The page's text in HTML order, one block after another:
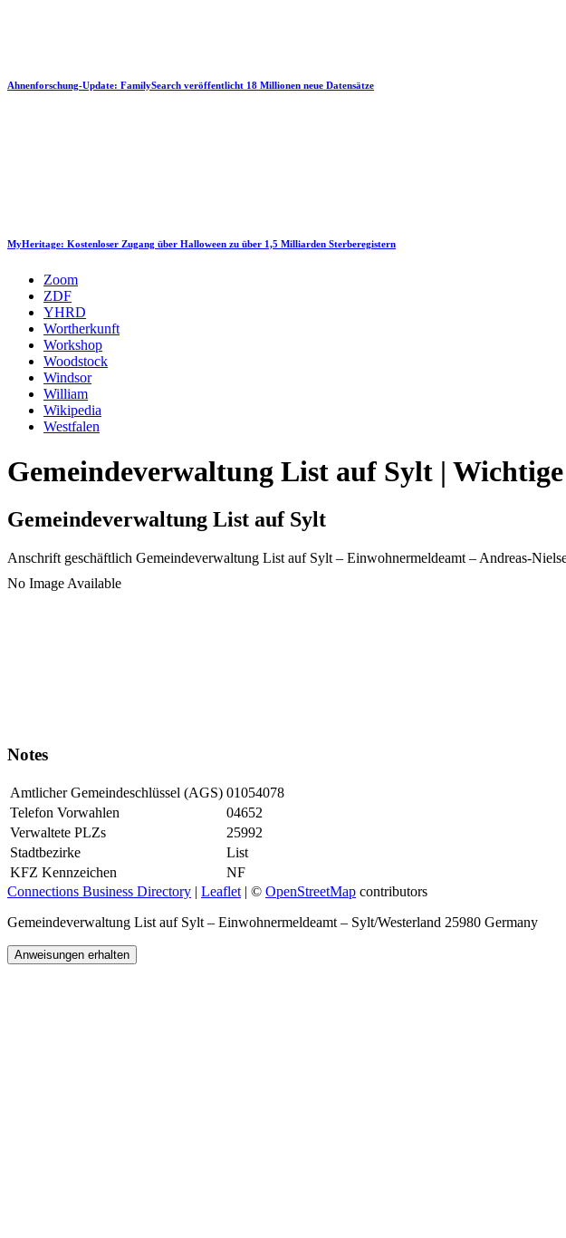
Ahnenforschung-Update: FamilySearch veröffentlicht 18 Millionen neue Datensätze
MyHeritage: Kostenloser Zugang über Halloween zu über 1,5 Milliarden Sterberegistern
Zoom
ZDF
YHRD
Wortherkunft
Workshop
Woodstock
Windsor
William
Wikipedia
Westfalen
Gemeindeverwaltung List auf Sylt |
Gemeindeverwaltung List auf Sylt
Anschrift geschäftlich Gemeindeverwaltung List auf Sylt – Einwohnermeldeamt – Andreas-
No Image Available
Notes
Amtlicher Gemeindeschlüssel (AGS) 01054078
Telefon Vorwahlen
04652
Verwaltete PLZs
25992
Stadtbezirke
List
KFZ Kennzeichen
NF
Connections Business Directory | Leaflet | © OpenStreetMap contributors
Gemeindeverwaltung List auf Sylt – Einwohnermeldeamt – Sylt/Westerland 25980 Germany
Anweisungen erhalten